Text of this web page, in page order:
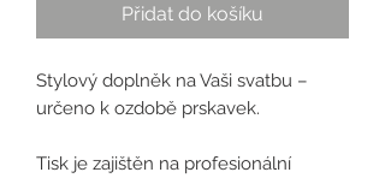
Přidat do košíku
Stylový doplněk na Vaši svatbu –
určeno k ozdobě prskavek.
Tisk je zajištěn na profesionální